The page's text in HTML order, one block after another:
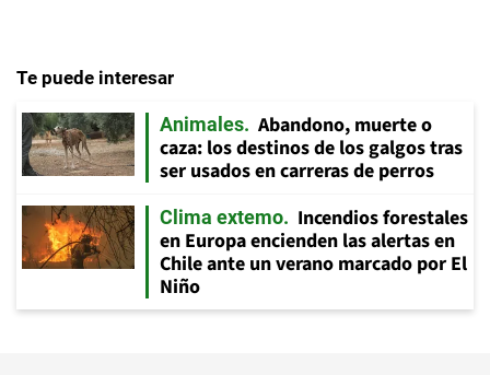
Te puede interesar
Animales
Abandono, muerte o
caza: los destinos de los galgos tras
ser usados en carreras de perros
Clima extemo
Incendios forestales
en Europa encienden las alertas en
Chile ante un verano marcado por El
Niño